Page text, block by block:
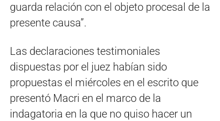
guarda relación con el objeto procesal de la
presente causa”.
Las declaraciones testimoniales
dispuestas por el juez habían sido
propuestas el miércoles en el escrito que
presentó Macri en el marco de la
indagatoria en la que no quiso hacer un